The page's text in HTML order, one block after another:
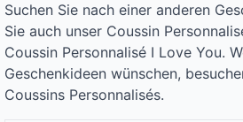
Suchen Sie nach einer anderen
Sie auch unser Coussin
Coussin Personnalisé I Love You.
Geschenkideen wünschen,
Coussins Personnalisés.